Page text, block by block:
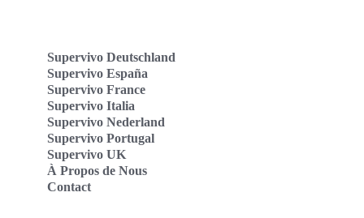
Supervivo Deutschland
Supervivo España
Supervivo France
Supervivo Italia
Supervivo Nederland
Supervivo Portugal
Supervivo UK
À Propos de Nous
Contact